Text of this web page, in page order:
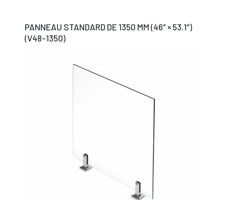
PANNEAU STANDARD DE 1350 MM (46″ × 53.1″)
(V48-1350)